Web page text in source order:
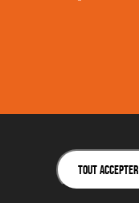
Tout accepter